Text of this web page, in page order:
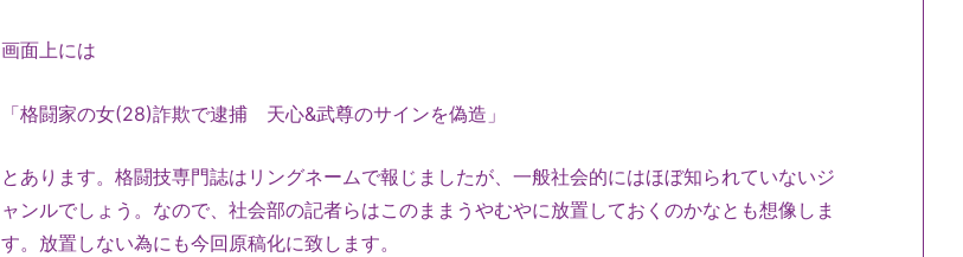
画面上には
「格闘家の女(28)詐欺で逮捕 天心&武尊のサインを偽造」
とあります。格闘技専門誌はリングネームで報じましたが、一般社会的にはほぼ知られていないジ
ャンルでしょう。なので、社会部の記者らはこのままうやむやに放置しておくのかなとも想像しま
す。放置しない為にも今回原稿化に致します。